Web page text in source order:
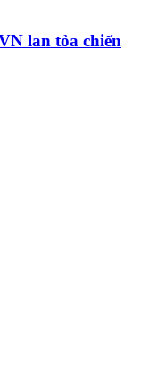
lan tỏa chiến